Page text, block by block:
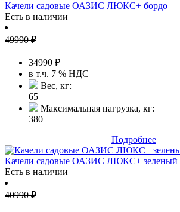
Качели садовые ОАЗИС ЛЮКС+ бордо
Есть в наличии
49990₽
34990 ₽
в т.ч. 7 % НДС
Вес, кг:
65
Максимальная нагрузка, кг:
380
Подробнее
Качели садовые ОАЗИС ЛЮКС+ зеленый
Есть в наличии
40990₽